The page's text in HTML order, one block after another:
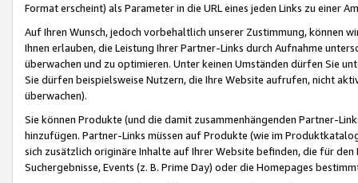
Format erscheint) als Parameter in die URL eines jeden Links zu einer
Auf Ihren Wunsch, jedoch vorbehaltlich unserer Zustimmung, können
Ihnen erlauben, die Leistung Ihrer Partner-Links durch Aufnahme
überwachen und zu optimieren. Unter keinen Umständen dürfen Sie
Sie dürfen beispielsweise Nutzern, die Ihre Website aufrufen, nicht
überwachen).
Sie können Produkte (und die damit zusammenhängenden Partner-
hinzufügen. Partner-Links müssen auf Produkte (wie im
sich zusätzlich originäre Inhalte auf Ihrer Website befinden, die für
Suchergebnisse, Events (z. B. Prime Day) oder die Homepages